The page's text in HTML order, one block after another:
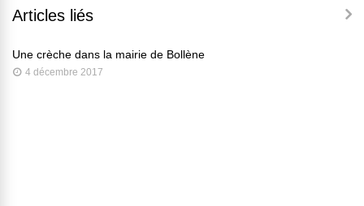
Articles liés
Une crèche dans la mairie de Bollène
4 décembre 2017